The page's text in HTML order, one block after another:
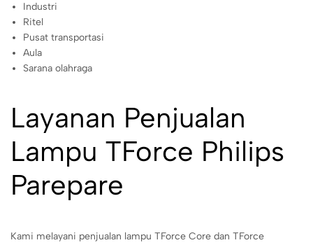
Industri
Ritel
Pusat transportasi
Aula
Sarana olahraga
Layanan Penjualan
Lampu TForce Philips
Parepare
Kami melayani penjualan lampu TForce Core dan TForce